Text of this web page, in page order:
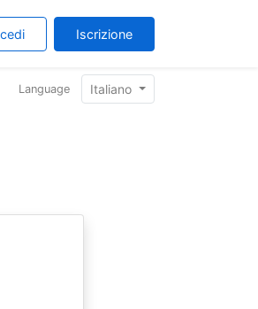
Iscrizione
Language Italiano